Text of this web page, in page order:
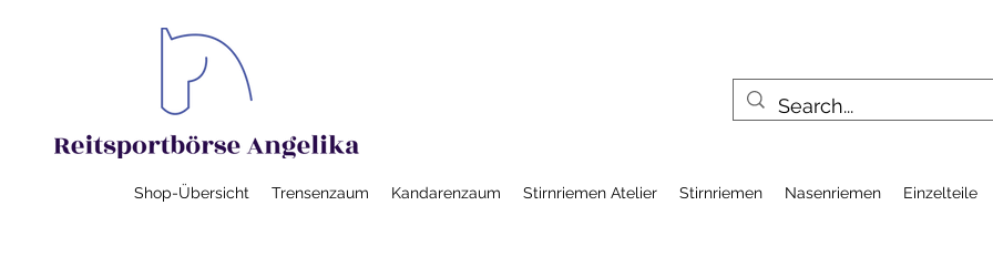
Shop-Übersicht Trensenzaum Kandarenzaum Stirnriemen Atelier Stirnriemen Nasenriemen Einzelteile